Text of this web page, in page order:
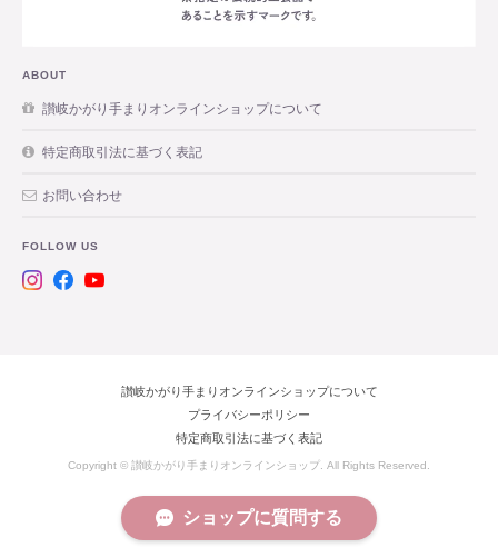
ABOUT
讃岐かがり手まりオンラインショップについて
特定商取引法に基づく表記
お問い合わせ
FOLLOW US
讃岐かがり手まりオンラインショップについて
プライバシーポリシー
特定商取引法に基づく表記
Copyright © 讃岐かがり手まりオンラインショップ. All Rights Reserved.
ショップに質問する